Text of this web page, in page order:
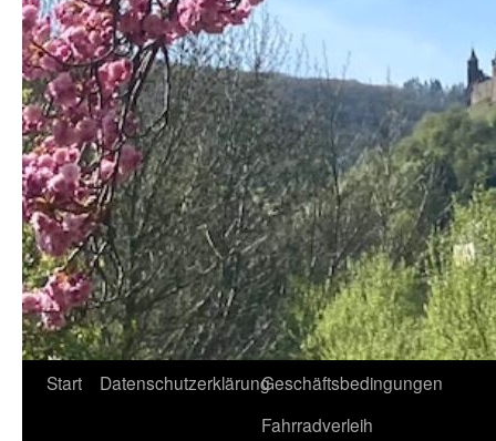
Start DatenschutzerklärungGeschäftsbedingungen
Fahrradverleih